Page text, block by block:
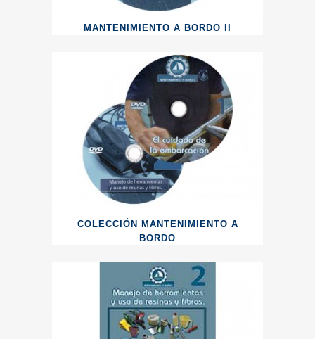
MANTENIMIENTO A BORDO II
COLECCIÓN MANTENIMIENTO A
BORDO